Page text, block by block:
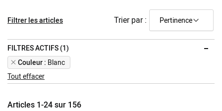
Articles 1-24sur 156
Trier par :
Filtrer les articles
FILTRES ACTIFS (1)
Couleur Blanc
Remove
This
Item
Tout effacer